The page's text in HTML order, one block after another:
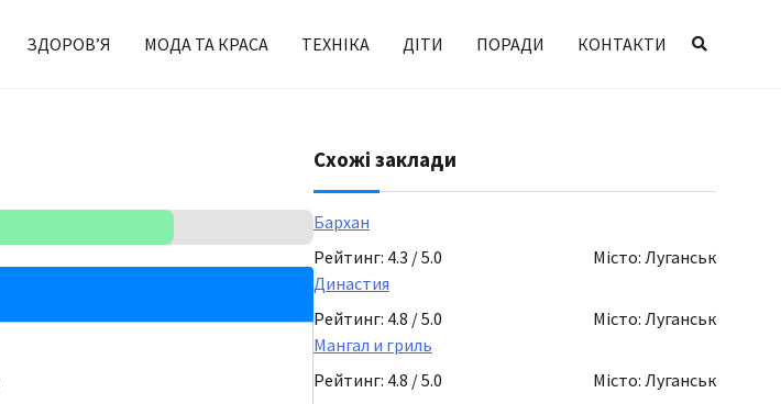
ЗДОРОВ’Я МОДА ТА КРАСА ТЕХНІКА ДІТИ ПОРАДИ КОНТАКТИ
Схожі заклади
Бархан
Рейтинг: 4.3 / 5.0
Місто: Луганськ
Династия
Рейтинг: 4.8 / 5.0
Місто: Луганськ
Мангал и гриль
Рейтинг: 4.8 / 5.0
Місто: Луганськ